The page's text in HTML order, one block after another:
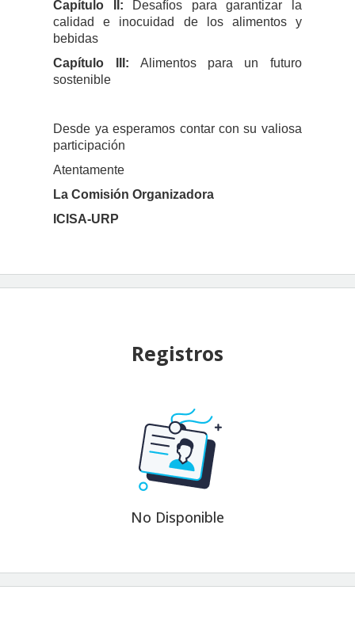
Capítulo II: Desafíos para garantizar la
calidad e inocuidad de los alimentos y
bebidas
Capítulo III: Alimentos para un futuro
sostenible
Desde ya esperamos contar con su valiosa
participación
Atentamente
La Comisión Organizadora
ICISA-URP
Registros
No Disponible